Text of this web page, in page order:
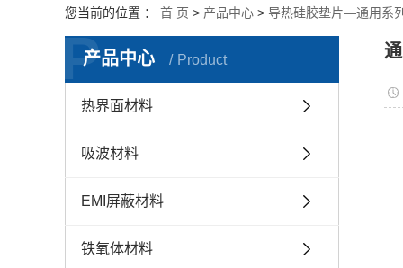
您当前的位置 ： 首 页 > 产品中心 > 导热硅胶垫片—通用系
产品中心 Product
P
热界面材料
吸波材料
EMI屏蔽材料
铁氧体材料